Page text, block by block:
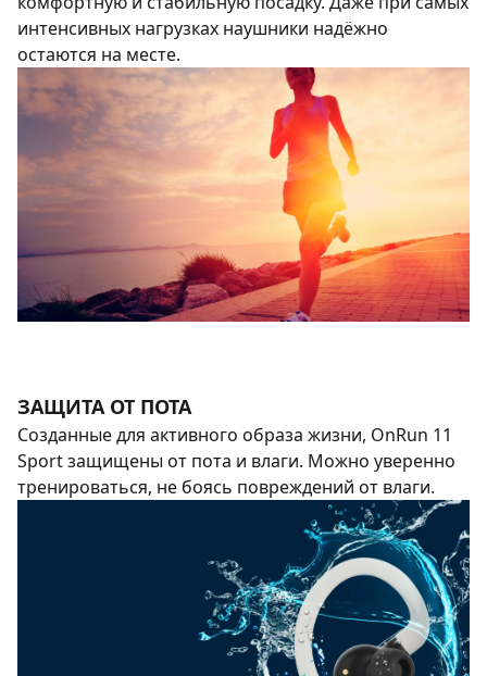
интенсивных нагрузках наушники надёжно
остаются на месте.
ЗАЩИТА ОТ ПОТА
Созданные для активного образа жизни, OnRun 11
Sport защищены от пота и влаги. Можно уверенно
тренироваться, не боясь повреждений от влаги.